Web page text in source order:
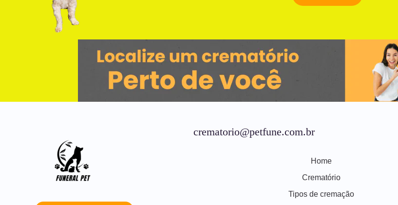
crematorio@petfune.com.br
Home
Crematório
Tipos de cremação